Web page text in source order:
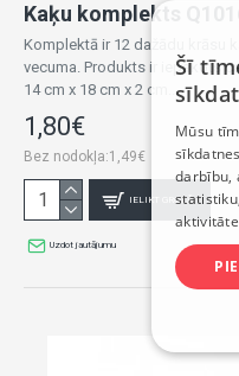
Kaķu komplekts
Komplektā ir 12 dažādu krāsu
vecuma. Produkts ir iepakots
14 cm x 18 cm x 2 cm...
1,80€
Bez nodokļa:1,49€
IELIKT GROZĀ
Uzdot jautājumu
Šī
Mūsu
darbību,